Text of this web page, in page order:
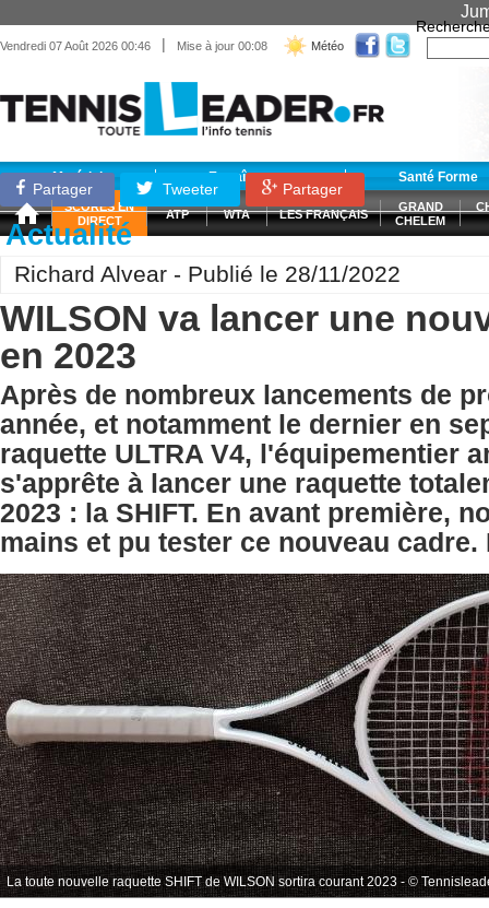
Vendredi 07 Août 2026 00:46 | Mise à jour 00:08 Météo
Matériel Entraînement Santé Forme
SCORES EN
DIRECT
ATP WTA LES FRANÇAIS
GRAND
CHELEM
Partager Tweeter Partager
Actualité
Richard Alvear - Publié le 28/11/2022
WILSON va lancer une
en 2023
Après de nombreux lancements de
année, et notamment le dernier en
raquette ULTRA V4, l'équipementier
s'apprête à lancer une raquette
2023 : la SHIFT. En avant première,
mains et pu tester ce nouveau cadre.
La toute nouvelle raquette SHIFT de WILSON sortira courant 2023 - ©